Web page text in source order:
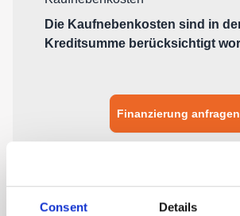
Consent Details